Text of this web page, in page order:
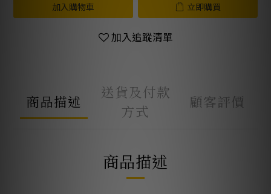
加入購物車 立即購買
加入追蹤清單
商品描述
送貨及付款
方式
顧客評價
商品描述